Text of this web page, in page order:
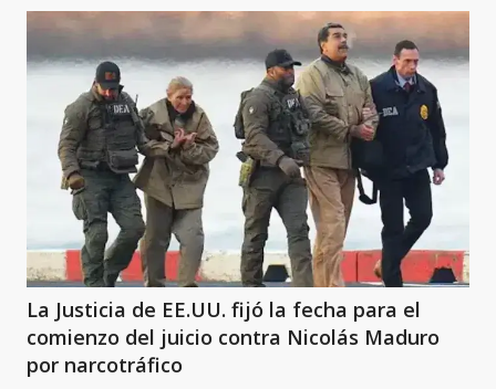
La Justicia de EE.UU. fijó la fecha para el
comienzo del juicio contra Nicolás Maduro
por narcotráfico